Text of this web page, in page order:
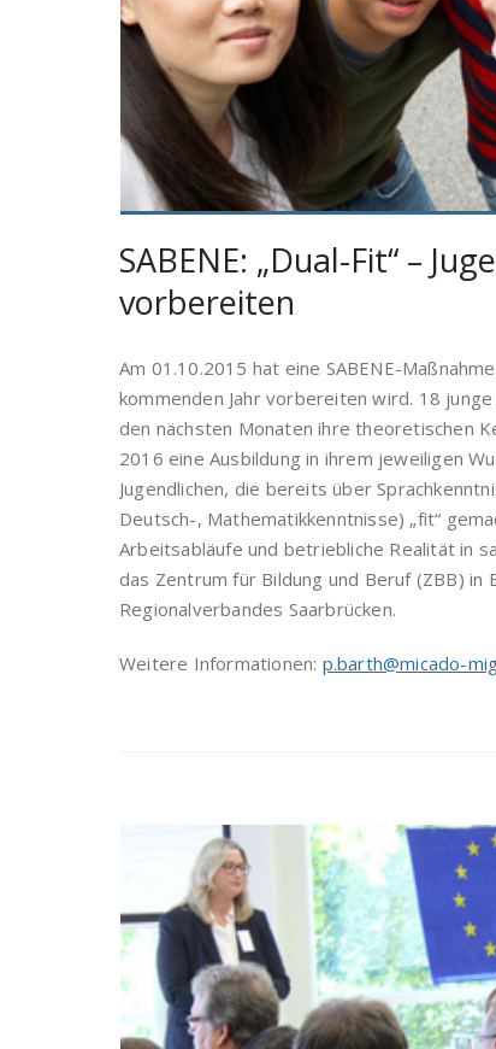
SABENE: „Dual-Fit“ –
vorbereiten
Am 01.10.2015 hat eine SABENE-
kommenden Jahr vorbereiten wird. 18
den nächsten Monaten ihre theoretischen
2016 eine Ausbildung in ihrem jeweiligen
Jugendlichen, die bereits über
Deutsch-, Mathematikkenntnisse) „fit“
Arbeitsabläufe und betriebliche Realität in
das Zentrum für Bildung und Beruf (ZBB)
Regionalverbandes Saarbrücken.
Weitere Informationen: p.barth@micado-